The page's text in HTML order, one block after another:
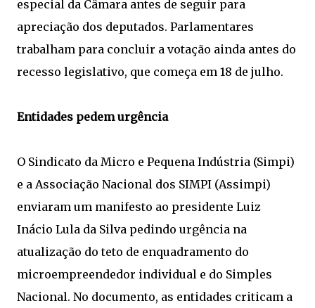
especial da Câmara antes de seguir para
apreciação dos deputados. Parlamentares
trabalham para concluir a votação ainda antes do
recesso legislativo, que começa em 18 de julho.
Entidades pedem urgência
O Sindicato da Micro e Pequena Indústria (Simpi)
e a Associação Nacional dos SIMPI (Assimpi)
enviaram um manifesto ao presidente Luiz
Inácio Lula da Silva pedindo urgência na
atualização do teto de enquadramento do
microempreendedor individual e do Simples
Nacional. No documento, as entidades criticam a